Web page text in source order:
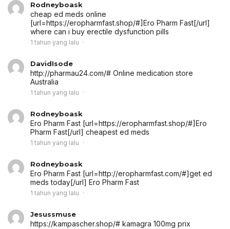
Rodneyboask
cheap ed meds online
[url=https://eropharmfast.shop/#]Ero Pharm Fast[/url]
where can i buy erectile dysfunction pills
1 tahun yang lalu
DavidIsode
http://pharmau24.com/# Online medication store
Australia
1 tahun yang lalu
Rodneyboask
Ero Pharm Fast [url=https://eropharmfast.shop/#]Ero
Pharm Fast[/url] cheapest ed meds
1 tahun yang lalu
Rodneyboask
Ero Pharm Fast [url=http://eropharmfast.com/#]get ed
meds today[/url] Ero Pharm Fast
1 tahun yang lalu
Jesussmuse
https://kampascher.shop/# kamagra 100mg prix